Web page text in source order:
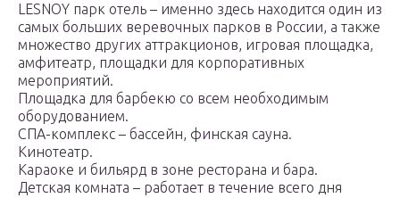
LESNOY парк отель – именно здесь находится один из
самых больших веревочных парков в России, а также
множество других аттракционов, игровая площадка,
амфитеатр, площадки для корпоративных
мероприятий.
Площадка для барбекю со всем необходимым
оборудованием.
СПА-комплекс – бассейн, финская сауна.
Кинотеатр.
Караоке и бильярд в зоне ресторана и бара.
Детская комната – работает в течение всего дня